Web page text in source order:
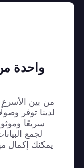
واحدة
سريعًا
لجمع